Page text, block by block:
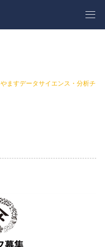
やますデータサイエンス・分析チ